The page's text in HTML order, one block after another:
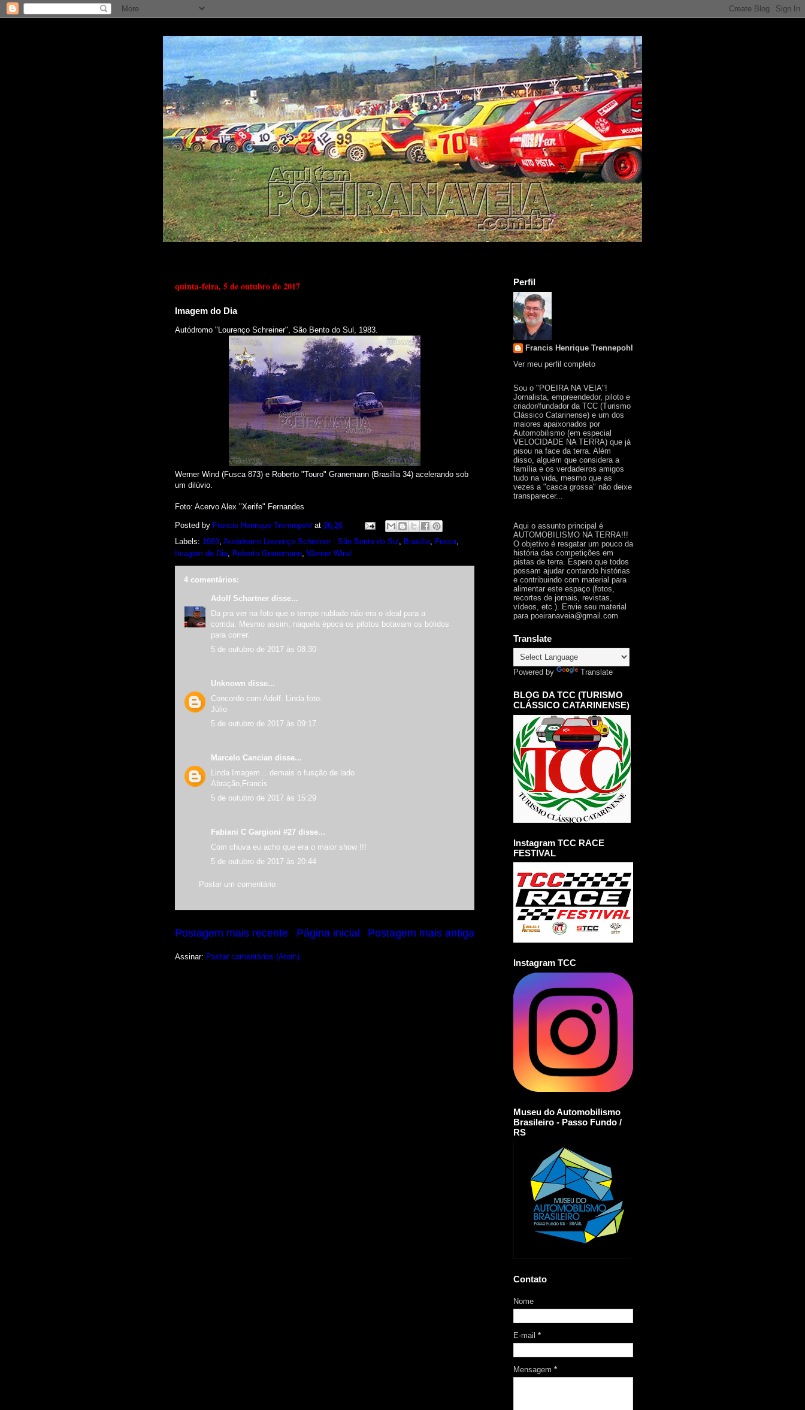
quinta-feira, 5 de outubro de 2017
Imagem do Dia
Autódromo "Lourenço Schreiner", São Bento do Sul, 1983.
Werner Wind (Fusca 873) e Roberto "Touro" Granemann (Brasília 34) acelerando sob
um dilúvio.
Foto: Acervo Alex "Xerife" Fernandes
Posted by Francis Henrique Trennepohl at 06:26
Labels: 1983, Autódromo Lourenço Schreiner - São Bento do Sul , Brasília, Fusca,
Imagem do Dia, Roberto Granemann, Werner Wind
4 comentários:
Adolf Schartner disse...
Da pra ver na foto que o tempo nublado não era o ideal para a
corrida. Mesmo assim, naquela época os pilotos botavam os bólidos
para correr.
5 de outubro de 2017 às 08:30
Unknown disse...
Concordo com Adolf. Linda foto.
Júlio
5 de outubro de 2017 às 09:17
Marcelo Cancian disse...
Linda Imagem... demais o fusção de lado
Abração,Francis
5 de outubro de 2017 às 15:29
Fabiani C Gargioni #27 disse...
Com chuva eu acho que era o maior show !!!
5 de outubro de 2017 às 20:44
Postar um comentário
Postagem mais recente Postagem mais antiga
Página inicial
Assinar: Postar comentários (Atom)
Perfil
Francis Henrique Trennepohl
Ver meu perfil completo
Sou o "POEIRA NA VEIA"!
Jornalista, empreendedor, piloto e
criador/fundador da TCC (Turismo
Clássico Catarinense) e um dos
maiores apaixonados por
Automobilismo (em especial
VELOCIDADE NA TERRA) que já
pisou na face da terra. Além
disso, alguém que considera a
família e os verdadeiros amigos
tudo na vida, mesmo que as
vezes a "casca grossa" não deixe
transparecer...
Aqui o assunto principal é
AUTOMOBILISMO NA TERRA!!!
O objetivo é resgatar um pouco da
história das competições em
pistas de terra. Espero que todos
possam ajudar contando histórias
e contribuindo com material para
alimentar este espaço (fotos,
recortes de jornais, revistas,
vídeos, etc.). Envie seu material
para poeiranaveia@gmail.com
Translate
Powered by Translate
BLOG DA TCC (TURISMO
CLÁSSICO CATARINENSE)
Instagram TCC RACE
FESTIVAL
Instagram TCC
Museu do Automobilismo
Brasileiro - Passo Fundo /
RS
Contato
Nome
E-mail *
Mensagem *